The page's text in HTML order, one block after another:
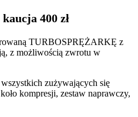
400 zł
TURBOSPRĘŻARKĘ z
z możliwością zwrotu w
zużywających się
kompresji, zestaw naprawczy,